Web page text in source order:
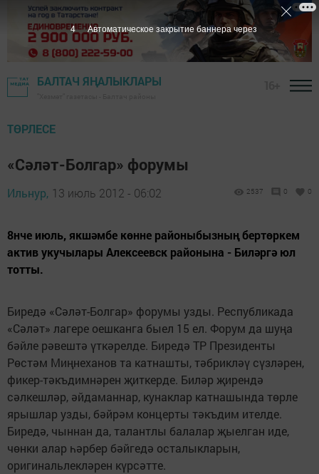
БАЛТАЧ ЯҢАЛЫКЛАРЫ
ТӨРЛЕСЕ
«Сәләт-Болгар» форумы
Ильнур, 13 июль 2012 - 06:02 2537 0 0
8нче июль, якшәмбе көнне районыбызның бертөркем
актив укучылары Алексеевск районына - Биләргә юл
тотты.
Биредә «Сәләт-Болгар» форумы узды. Республикада
«Сәләт» лагере оешканга быел 15 ел. Форум да шуңа
бәйле рәвештә үткәрелде. Биредә ТР Президенты
Рөстәм Миңнеханов та катнашты, тәбрикләү сүзләрен,
фикер-тәкъдимнәрен җиткерде. Биләр җирендә
сәлкешләр, әйдаманнар, кунаклар катнашында төрле
ярышлар узды, бәйрәм концерты тәкъдим ителде.
Биредә, чыннан да, талантлы балалар җыелган иде,
чөнки алар һәрбер бәйгедә осталыкларын,
оригинальлекләрен күрсәтте.
3 Автоматическое закрытие баннера через